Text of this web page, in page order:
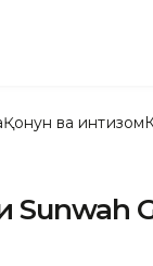
Қонун ва интизом
Sunwah